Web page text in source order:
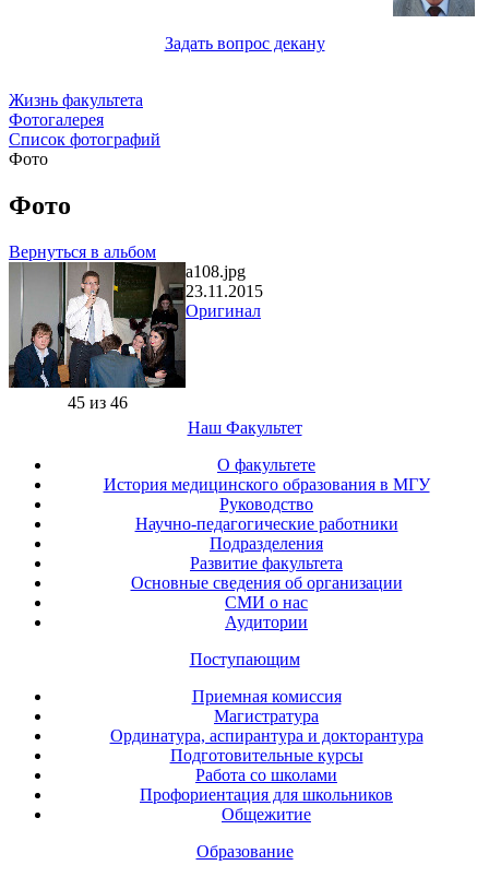
Задать вопрос декану
Жизнь факультета
Фотогалерея
Список фотографий
Фото
Фото
Вернуться в альбом
45 из 46
a108.jpg
23.11.2015
Оригинал
Наш Факультет
О факультете
История медицинского образования в МГУ
Руководство
Научно-педагогические работники
Подразделения
Развитие факультета
Основные сведения об организации
СМИ о нас
Аудитории
Поступающим
Приемная комиссия
Магистратура
Ординатура, аспирантура и докторантура
Подготовительные курсы
Работа со школами
Профориентация для школьников
Общежитие
Образование